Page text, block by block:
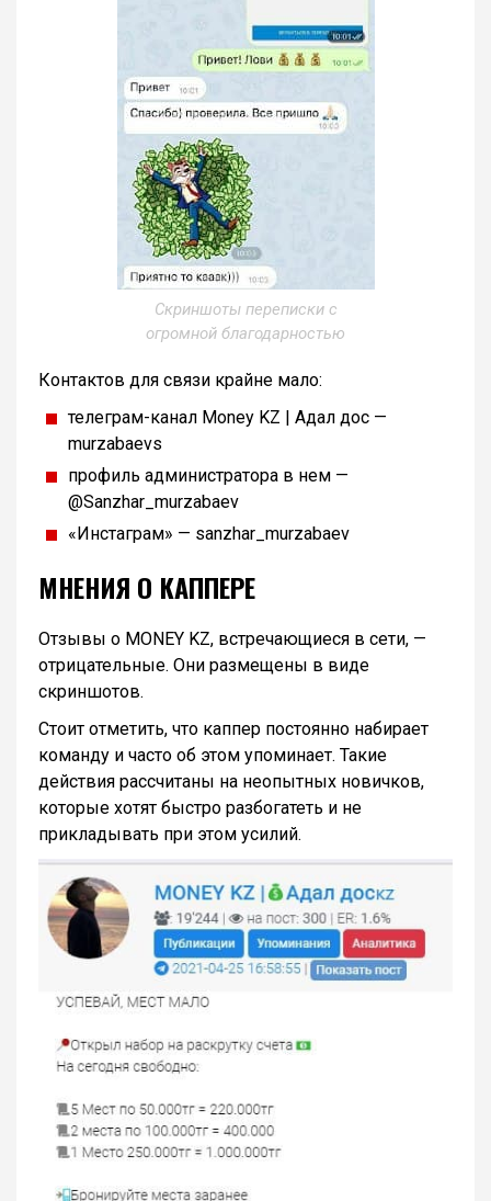
Скриншоты переписки с
огромной благодарностью
Контактов для связи крайне мало:
телеграм-канал Money KZ | Адал дос —
murzabaevs
профиль администратора в нем —
@Sanzhar_murzabaev
«Инстаграм» — sanzhar_murzabaev
МНЕНИЯ О КАППЕРЕ
Отзывы о MONEY KZ, встречающиеся в сети, —
отрицательные. Они размещены в виде
скриншотов.
Стоит отметить, что каппер постоянно набирает
команду и часто об этом упоминает. Такие
действия рассчитаны на неопытных новичков,
которые хотят быстро разбогатеть и не
прикладывать при этом усилий.